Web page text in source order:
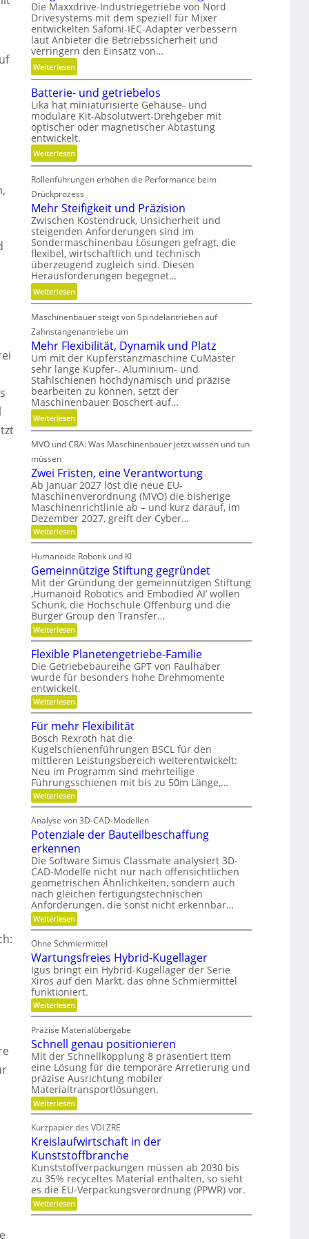
Die Maxxdrive-Industriegetriebe von Nord
Drivesystems mit dem speziell für Mixer
entwickelten Safomi-IEC-Adapter verbessern
laut Anbieter die Betriebssicherheit und
verringern den Einsatz von…
Weiterlesen:
L
ä
n
g
e
r
e
e
t
r
e
b
s
z
i
t
d
a
n
k
Ö
l
a
u
s
g
e
i
c
h
Batterie- und getriebelos
Lika hat miniaturisierte Gehäuse- und
modulare Kit-Absolutwert-Drehgeber mit
optischer oder magnetischer Abtastung
entwickelt.
Weiterlesen:
B
a
t
t
e
r
i
e
-
u
n
g
e
t
r
i
e
b
l
o
Rollenführungen erhöhen die Performance beim
Drückprozess
Mehr Steifigkeit und Präzision
Zwischen Kostendruck, Unsicherheit und
steigenden Anforderungen sind im
Sondermaschinenbau Lösungen gefragt, die
flexibel, wirtschaftlich und technisch
überzeugend zugleich sind. Diesen
Herausforderungen begegnet…
Weiterlesen:
M
e
h
r
S
t
e
i
f
i
g
k
i
t
u
n
d
P
r
ä
z
i
s
i
o
n
Maschinenbauer steigt von Spindelantrieben auf
Zahnstangenantriebe um
Mehr Flexibilität, Dynamik und Platz
Um mit der Kupferstanzmaschine CuMaster
sehr lange Kupfer-, Aluminium- und
Stahlschienen hochdynamisch und präzise
bearbeiten zu können, setzt der
Maschinenbauer Boschert auf…
Weiterlesen:
M
e
r
F
l
e
x
i
i
l
i
t
ä
t
,
D
y
n
a
m
k
u
n
d
P
l
t
z
MVO und CRA: Was Maschinenbauer jetzt wissen und tun
müssen
Zwei Fristen, eine Verantwortung
Ab Januar 2027 löst die neue EU-
Maschinenverordnung (MVO) die bisherige
Maschinenrichtlinie ab – und kurz darauf, im
Dezember 2027, greift der Cyber…
Weiterlesen:
Z
e
i
F
r
i
s
t
e
n
e
i
n
e
V
e
r
a
n
t
w
o
r
t
u
n
Humanoide Robotik und KI
Gemeinnützige Stiftung gegründet
Mit der Gründung der gemeinnützigen Stiftung
‚Humanoid Robotics and Embodied AI‘ wollen
Schunk, die Hochschule Offenburg und die
Burger Group den Transfer…
Weiterlesen:
G
e
m
e
i
n
n
ü
t
z
i
g
e
S
t
i
f
t
n
g
g
e
g
r
ü
n
d
e
t
Flexible Planetengetriebe-Familie
Die Getriebebaureihe GPT von Faulhaber
wurde für besonders hohe Drehmomente
entwickelt.
Weiterlesen:
F
e
x
i
b
l
e
P
l
a
n
e
t
e
n
g
e
t
r
i
e
b
e
-
a
m
i
l
i
e
Für mehr Flexibilität
Bosch Rexroth hat die
Kugelschienenführungen BSCL für den
mittleren Leistungsbereich weiterentwickelt:
Neu im Programm sind mehrteilige
Führungsschienen mit bis zu 50m Länge,…
Weiterlesen:
F
r
m
h
r
F
l
e
x
i
b
i
l
i
t
ä
t
Analyse von 3D-CAD-Modellen
Potenziale der Bauteilbeschaffung
erkennen
Die Software Simus Classmate analysiert 3D-
CAD-Modelle nicht nur nach offensichtlichen
geometrischen Ähnlichkeiten, sondern auch
nach gleichen fertigungstechnischen
Anforderungen, die sonst nicht erkennbar…
Weiterlesen:
P
t
e
n
z
i
a
l
e
e
r
B
a
u
t
e
i
l
e
s
h
a
f
f
u
n
g
Ohne Schmiermittel
Wartungsfreies Hybrid-Kugellager
Igus bringt ein Hybrid-Kugellager der Serie
Xiros auf den Markt, das ohne Schmiermittel
funktioniert.
Weiterlesen:
W
r
t
u
n
g
s
f
r
e
e
s
H
y
b
r
i
d
-
K
Präzise Materialübergabe
Schnell genau positionieren
Mit der Schnellkopplung 8 präsentiert Item
eine Lösung für die temporäre Arretierung und
präzise Ausrichtung mobiler
Materialtransportlösungen.
Weiterlesen:
S
h
n
e
l
l
g
e
n
a
u
Kurzpapier des VDI ZRE
Kreislaufwirtschaft in der
Kunststoffbranche
Kunststoffverpackungen müssen ab 2030 bis
zu 35% recyceltes Material enthalten, so sieht
es die EU-Verpackungsverordnung (PPWR) vor.
Weiterlesen:
K